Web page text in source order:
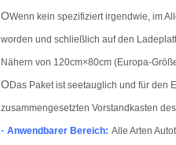
OWenn kein spezifiziert irgendwie, im
worden und schließlich auf den
Nähern von 120cm×80cm (Europa-
ODas Paket ist seetauglich und für den
zusammengesetzten Vorstandkasten
· Anwendbarer Bereich: Alle Arten